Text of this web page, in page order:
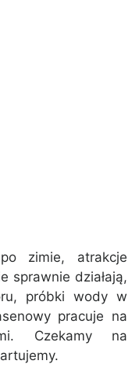
zimie, atrakcje
sprawnie działają,
próbki wody w
pracuje na
Czekamy na